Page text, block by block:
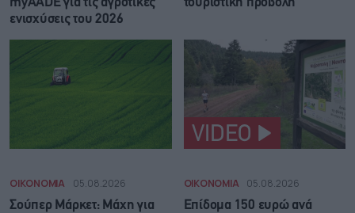
myAADE για τις αγροτικές
ενισχύσεις του 2026
τουριστική προβολή
VIDEO
ΟΙΚΟΝΟΜΙΑ 05.08.2026
Σούπερ Μάρκετ: Μάχη για
ΟΙΚΟΝΟΜΙΑ 05.08.2026
Επίδομα 150 ευρώ ανά